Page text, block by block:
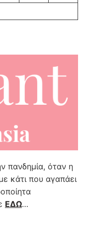
πανδημία, όταν η
κάτι που αγαπάει
ΕΔΩ…